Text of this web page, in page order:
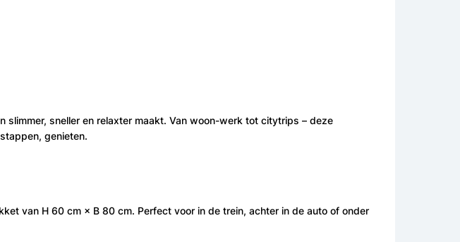
sneller en relaxter maakt. Van woon-werk tot citytrips – deze
genieten.
van H 60 cm × B 80 cm. Perfect voor in de trein, achter in de auto of onder